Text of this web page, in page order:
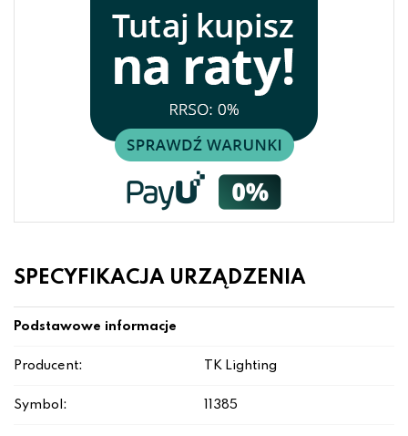
SPECYFIKACJA URZĄDZENIA
Podstawowe informacje
Producent: TK Lighting
Symbol: 11385